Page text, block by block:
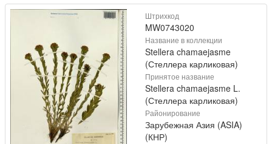
Штрихкод
MW0743020
Название в коллекции
Stellera chamaejasme
(Стеллера карликовая)
Принятое название
Stellera chamaejasme L.
(Стеллера карликовая)
Районирование
Зарубежная Азия (ASIA)
(КНР)